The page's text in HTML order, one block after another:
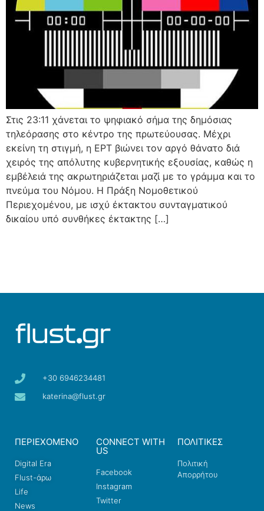
Στις 23:11 χάνεται το ψηφιακό σήμα της δημόσιας
τηλεόρασης στο κέντρο της πρωτεύουσας. Μέχρι
εκείνη τη στιγμή, η ΕΡΤ βιώνει τον αργό θάνατο διά
χειρός της απόλυτης κυβερνητικής εξουσίας, καθώς η
εμβέλειά της ακρωτηριάζεται μαζί με το γράμμα και το
πνεύμα του Νόμου. Η Πράξη Νομοθετικού
Περιεχομένου, με ισχύ έκτακτου συνταγματικού
δικαίου υπό συνθήκες έκτακτης […]
+30 6946234481
katerina@flust.gr
ΠΕΡΙΕΧΟΜΕΝΟ
Digital Era
Flust-άρω
Life
News
CONNECT WITH
US
Facebook
Instagram
Twitter
ΠΟΛΙΤΙΚΕΣ
Πολιτική
Απορρήτου